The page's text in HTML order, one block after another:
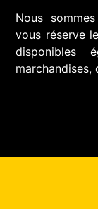
Nous
vous réserve
disponibles
marchandises,